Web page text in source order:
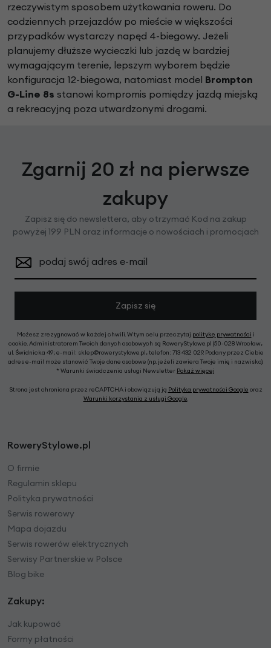
rzeczywistym sposobem użytkowania roweru. Do
codziennych przejazdów po mieście w większości
przypadków wystarczy napęd 4-biegowy. Jeżeli
planujemy dłuższe wycieczki lub jazdę w bardziej
wymagającym terenie, lepszym wyborem będzie
konfiguracja 12-biegowa, natomiast model Brompton
G-Line 8s stanowi kompromis pomiędzy jazdą miejską
a rekreacyjną poza utwardzonymi drogami.
Zgarnij 20 zł na pierwsze
zakupy
Zapisz się do newslettera, aby otrzymać Kod na zakup
powyżej 199 PLN oraz informacje o nowościach i promocjach
podaj swój adres e-mail
Zapisz się
Możesz zrezygnować w każdej chwili. W tym celu przeczytaj politykę prywatności i
cookie. Administratorem Twoich danych osobowych są RoweryStylowe.pl (50-028 Wrocław,
ul. Świdnicka 49; e-mail: sklep@rowerystylowe.pl, telefon: 713 432 029. Podany przez Ciebie
adres e-mail może stanowić Twoje dane osobowe (np. jeżeli zawiera Twoje imię i nazwisko).
* Warunki świadczenia usługi Newsletter Pokaż więcej
Strona jest chroniona przez reCAPTCHA i obowiązują ją Polityka prywatności Google oraz
Warunki korzystania z usługi Google.
RoweryStylowe.pl
O firmie
Regulamin sklepu
Polityka prywatności
Serwis rowerowy
Mapa dojazdu
Serwis rowerów elektrycznych
Serwisy Partnerskie w Polsce
Blog bike
Zakupy:
Jak kupować
Formy płatności